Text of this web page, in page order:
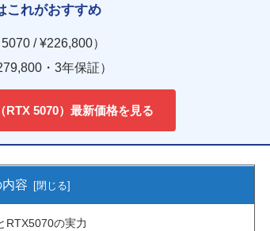
これがおすすめ
/ ¥226,800）
・3年保証）
5070）最新価格を見る
容
RTX5070の実力